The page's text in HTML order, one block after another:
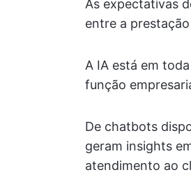
As expectativas
entre a
A IA está em
função
De chatbots
geram insights
atendimento ao